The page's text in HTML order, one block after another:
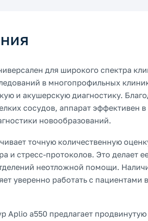
для широкого спектра
в многопрофильных
и акушерскую диагностику.
сосудов, аппарат эффективен
новообразований.
точную количественную
и стресс-протоколов. Это делает
неотложной помощи.
уверенно работать с пациентами
Aplio a550 предлагает